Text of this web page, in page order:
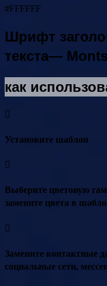
#FFFFFF
Шрифт
текста—
как
Установите шаблон
Выберите цветовую
замените цвета в
Замените контактные
социальные сети,